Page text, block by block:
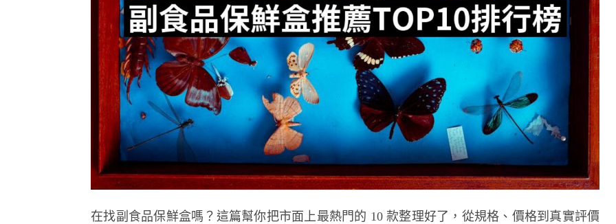
在找副食品保鮮盒嗎？這篇幫你把市面上最熱門的 10 款整理好了，從規格、價格到真實評價